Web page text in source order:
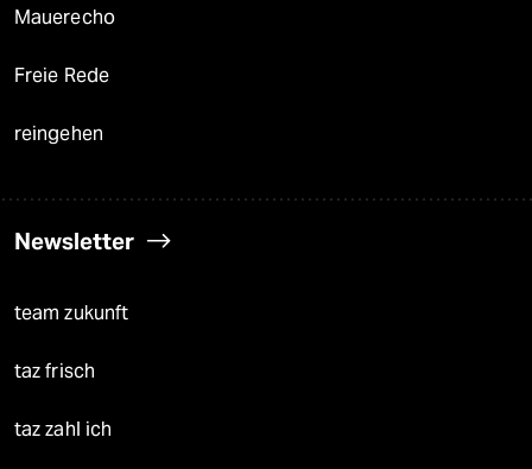
Mauerecho
Freie Rede
reingehen
Newsletter
team zukunft
taz frisch
taz zahl ich